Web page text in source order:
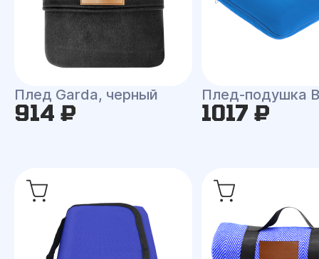
Плед Garda, черный
914 ₽
Плед-подушка
1017 ₽